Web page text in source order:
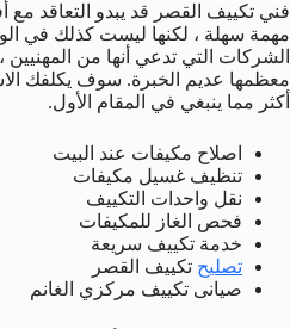
فني تكييف القصر قد يبدو التعاقد مع
مهمة سهلة ، لكنها ليست كذلك في
الشركات التي تدعي أنها من المهنيين
معظمها عديم الخبرة. سوف يكلفك
أكثر مما ينبغي في المقام الأول.
اصلاح مكيفات عند البيت
تنظيف غسيل مكيفات
نقل واحدات التكييف
فحص الغاز للمكيفات
خدمة تكييف سريعة
تصليح تكييف القصر
صيانى تكييف مركزي الغانم